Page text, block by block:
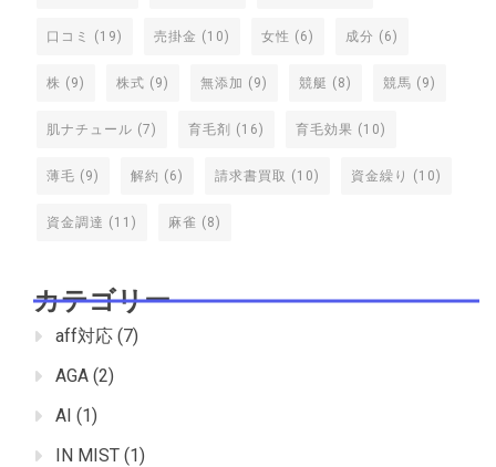
口コミ (19) 売掛金 (10) 女性 (6) 成分 (6)
株 (9) 株式 (9) 無添加 (9) 競艇 (8) 競馬 (9)
肌ナチュール (7) 育毛剤 (16) 育毛効果 (10)
薄毛 (9) 解約 (6) 請求書買取 (10) 資金繰り (10)
資金調達 (11) 麻雀 (8)
カテゴリー
aff対応 (7)
AGA (2)
AI (1)
IN MIST (1)